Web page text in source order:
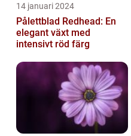
14 januari 2024
Pålettblad Redhead: En
elegant växt med
intensivt röd färg